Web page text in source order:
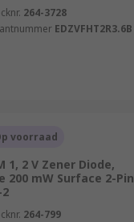
264-3728
EDZVFHT2R3.6B
voorraad
1, 2 V Zener Diode,
200 mW Surface 2-Pin
264-799